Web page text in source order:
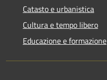
Catasto e urbanistica
Cultura e tempo libero
Educazione e formazione